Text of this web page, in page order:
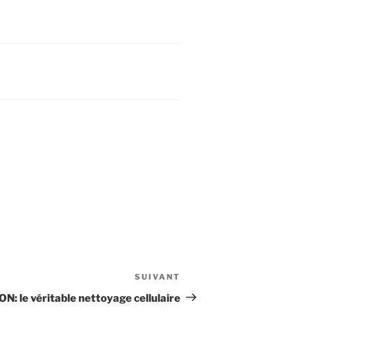
suivant
SUIVANT
le véritable nettoyage cellulaire